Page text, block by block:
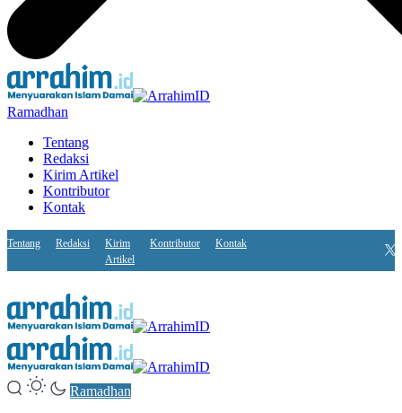
Ramadhan
Tentang
Redaksi
Kirim Artikel
Kontributor
Kontak
Tentang Redaksi
Kirim
Artikel
Kontributor Kontak
Ramadhan